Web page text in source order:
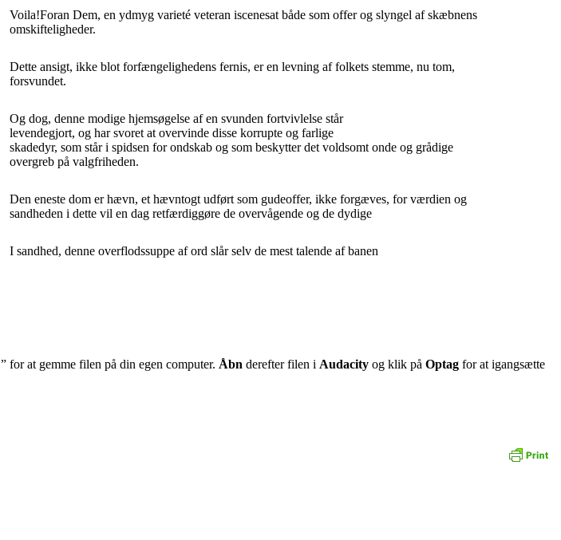
Voila!Foran Dem, en ydmyg varieté veteran iscenesat både som offer og slyngel af skæbnens
omskifteligheder.
Dette ansigt, ikke blot forfængelighedens fernis, er en levning af folkets stemme, nu tom,
forsvundet.
Og dog, denne modige hjemsøgelse af en svunden fortvivlelse står
levendegjort, og har svoret at overvinde disse korrupte og farlige
skadedyr, som står i spidsen for ondskab og som beskytter det voldsomt onde og grådige
overgreb på valgfriheden.
Den eneste dom er hævn, et hævntogt udført som gudeoffer, ikke forgæves, for værdien og
sandheden i dette vil en dag retfærdiggøre de overvågende og de dydige
I sandhed, denne overflodssuppe af ord slår selv de mest talende af banen
” for at gemme filen på din egen computer. Åbn derefter filen i Audacity og klik på Optag for at igangsætte